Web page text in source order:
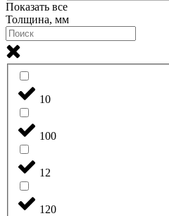
Показать все
Толщина, мм
10
100
12
120